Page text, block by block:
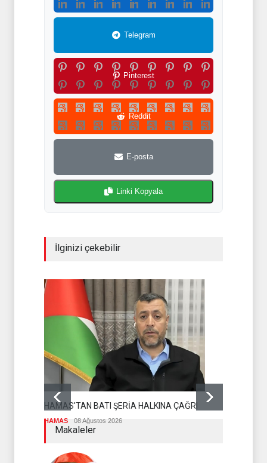
Telegram
Pinterest
Reddit
E-posta
Linki Kopyala
İlginizi çekebilir
HAMAS'TAN BATI ŞERİA HALKINA ÇAĞRI
HAMAS 08 Ağustos 2026
Makaleler